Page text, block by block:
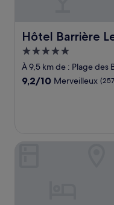
Hôtel Barrière
Hôtel Barrière Le
Hébergement
5.0 étoiles
À 9,5 km de : Plage des
9.2
9,2/10 Merveilleux